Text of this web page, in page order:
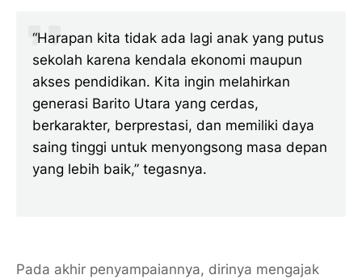
“Harapan kita tidak ada lagi anak yang putus
sekolah karena kendala ekonomi maupun
akses pendidikan. Kita ingin melahirkan
generasi Barito Utara yang cerdas,
berkarakter, berprestasi, dan memiliki daya
saing tinggi untuk menyongsong masa depan
yang lebih baik,” tegasnya.
Pada akhir penyampaiannya, dirinya mengajak